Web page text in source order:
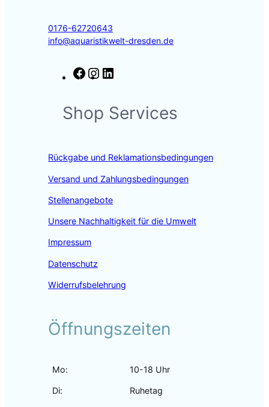
0176-62720643
info@aquaristikwelt-dresden.de
F
e
b
k
t
a
a
k
e
n
Shop Services
Rückgabe und Reklamationsbedingungen
Versand und Zahlungsbedingungen
Stellenangebote
Unsere Nachhaltigkeit für die Umwelt
Impressum
Datenschutz
Widerrufsbelehrung
Öffnungszeiten
Mo: 10-18 Uhr
Di: Ruhetag